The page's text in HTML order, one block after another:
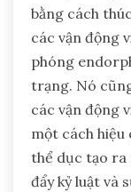
bằng cách
các vận động
phóng
trạng. Nó
các vận động
một cách hiệu
thể dục tạo
đẩy kỷ luật và